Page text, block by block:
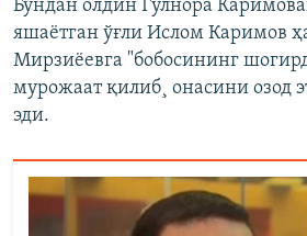
Бундан олдин Гулнора
яшаëтган ўғли Ислом Каримов
Мирзиëевга "бобосининг
мурожаат қилиб¸ онасини озод
эди.